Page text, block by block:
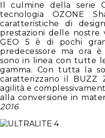
Il culmine della serie
tecnologia OZONE
caratteristiche di
prestazioni delle nostre
GEO 5 è di pochi
predecessore ma ora
sono in linea con tutte
gamma. Con tutta la
caratterizzano il BUZZ
agilità e
alla conversione in
2016